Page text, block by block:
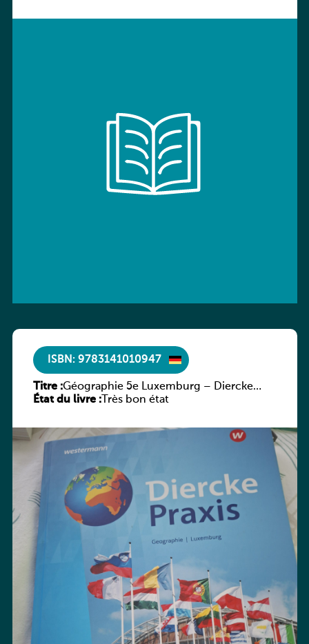
ISBN: 9783141010947
Titre :Géographie 5e Luxemburg – Diercke
Praxis
État du livre :Très bon état